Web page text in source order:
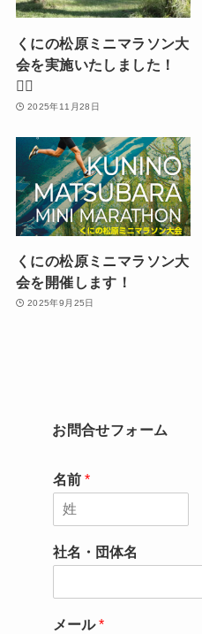
くにの松原ミニマラソン大
会を実施いたしました！
🏃‍♀️
2025年11月28日
くにの松原ミニマラソン大
会を開催します！
2025年9月25日
お問合せフォーム
名前*
社名・団体名
メール*